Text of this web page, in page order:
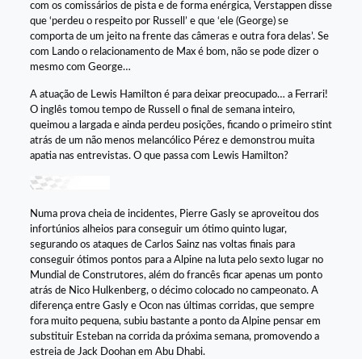
com os comissários de pista e de forma enérgica, Verstappen disse
que ‘perdeu o respeito por Russell’ e que ‘ele (George) se
comporta de um jeito na frente das câmeras e outra fora delas’. Se
com Lando o relacionamento de Max é bom, não se pode dizer o
mesmo com George…
A atuação de Lewis Hamilton é para deixar preocupado… a Ferrari!
O inglês tomou tempo de Russell o final de semana inteiro,
queimou a largada e ainda perdeu posições, ficando o primeiro stint
atrás de um não menos melancólico Pérez e demonstrou muita
apatia nas entrevistas. O que passa com Lewis Hamilton?
Numa prova cheia de incidentes, Pierre Gasly se aproveitou dos
infortúnios alheios para conseguir um ótimo quinto lugar,
segurando os ataques de Carlos Sainz nas voltas finais para
conseguir ótimos pontos para a Alpine na luta pelo sexto lugar no
Mundial de Construtores, além do francês ficar apenas um ponto
atrás de Nico Hulkenberg, o décimo colocado no campeonato. A
diferença entre Gasly e Ocon nas últimas corridas, que sempre
fora muito pequena, subiu bastante a ponto da Alpine pensar em
substituir Esteban na corrida da próxima semana, promovendo a
estreia de Jack Doohan em Abu Dhabi.